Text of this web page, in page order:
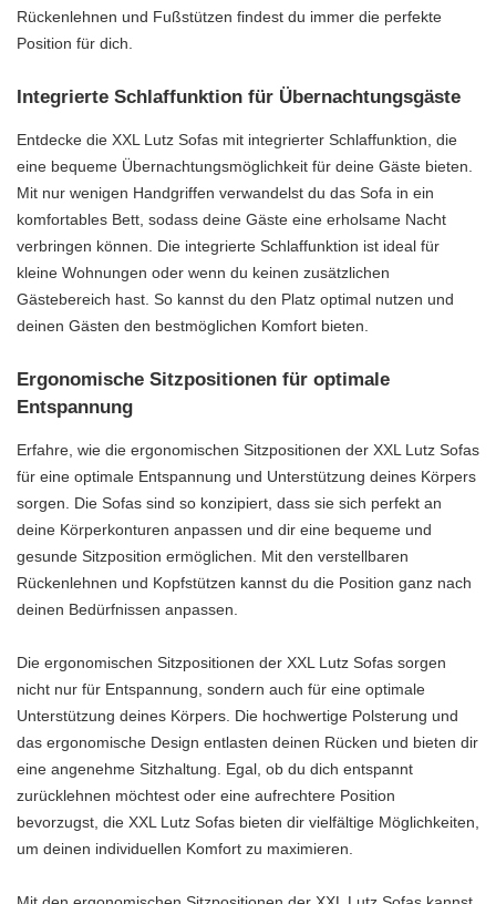
Rückenlehnen und Fußstützen findest du immer die perfekte
Position für dich.
Integrierte Schlaffunktion für Übernachtungsgäste
Entdecke die XXL Lutz Sofas mit integrierter Schlaffunktion, die
eine bequeme Übernachtungsmöglichkeit für deine Gäste bieten.
Mit nur wenigen Handgriffen verwandelst du das Sofa in ein
komfortables Bett, sodass deine Gäste eine erholsame Nacht
verbringen können. Die integrierte Schlaffunktion ist ideal für
kleine Wohnungen oder wenn du keinen zusätzlichen
Gästebereich hast. So kannst du den Platz optimal nutzen und
deinen Gästen den bestmöglichen Komfort bieten.
Ergonomische Sitzpositionen für optimale
Entspannung
Erfahre, wie die ergonomischen Sitzpositionen der XXL Lutz Sofas
für eine optimale Entspannung und Unterstützung deines Körpers
sorgen. Die Sofas sind so konzipiert, dass sie sich perfekt an
deine Körperkonturen anpassen und dir eine bequeme und
gesunde Sitzposition ermöglichen. Mit den verstellbaren
Rückenlehnen und Kopfstützen kannst du die Position ganz nach
deinen Bedürfnissen anpassen.
Die ergonomischen Sitzpositionen der XXL Lutz Sofas sorgen
nicht nur für Entspannung, sondern auch für eine optimale
Unterstützung deines Körpers. Die hochwertige Polsterung und
das ergonomische Design entlasten deinen Rücken und bieten dir
eine angenehme Sitzhaltung. Egal, ob du dich entspannt
zurücklehnen möchtest oder eine aufrechtere Position
bevorzugst, die XXL Lutz Sofas bieten dir vielfältige Möglichkeiten,
um deinen individuellen Komfort zu maximieren.